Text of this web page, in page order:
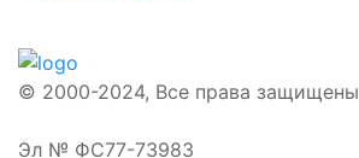
© 2000-2024, Все права защищены
Эл № ФС77-73983